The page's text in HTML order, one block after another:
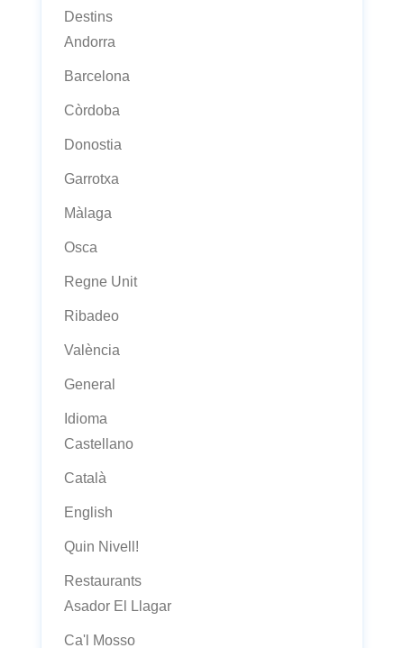
Destins
Andorra
Barcelona
Còrdoba
Donostia
Garrotxa
Màlaga
Osca
Regne Unit
Ribadeo
València
General
Idioma
Castellano
Català
English
Quin Nivell!
Restaurants
Asador El Llagar
Ca'l Mosso